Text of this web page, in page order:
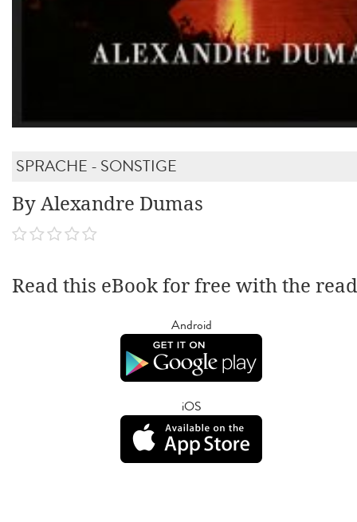
SPRACHE - SONSTIGE
By Alexandre Dumas
Read this eBook for free with the
Android
iOS